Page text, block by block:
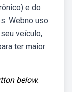
e do
Webno uso
veículo,
ter maior
below.